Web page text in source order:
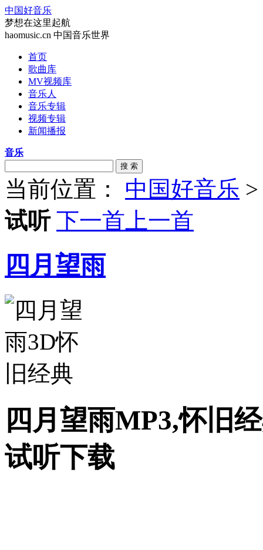
中国好音乐
梦想在这里起航
haomusic.cn 中国音乐世界
首页
歌曲库
MV视频库
音乐人
音乐专辑
视频专辑
新闻播报
音乐
搜 索
当前位置： 中国好音乐
试听 下一首 上一首
四月望雨
四月望雨MP3,怀旧
试听下载